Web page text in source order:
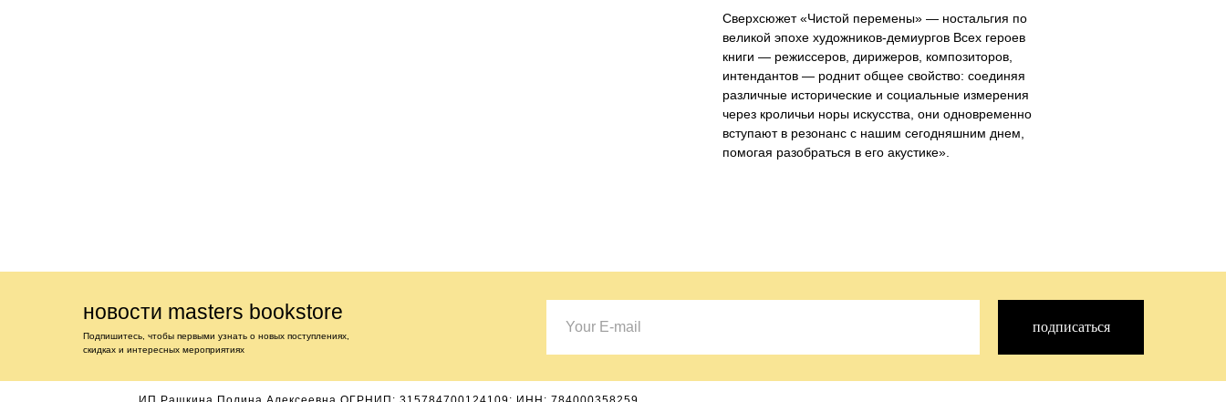
Сверхсюжет «Чистой перемены» — ностальгия по
великой эпохе художников-демиургов Всех героев
книги — режиссеров, дирижеров, композиторов,
интендантов — роднит общее свойство: соединяя
различные исторические и социальные измерения
через кроличьи норы искусства, они одновременно
вступают в резонанс с нашим сегодняшним днем,
помогая разобраться в его акустике».
новости masters bookstore
Подпишитесь, чтобы первыми узнать о новых поступлениях,
скидках и интересных мероприятиях
подписаться